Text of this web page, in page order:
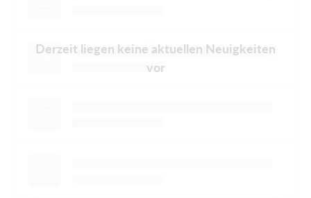
Derzeit liegen keine aktuellen Neuigkeiten
vor